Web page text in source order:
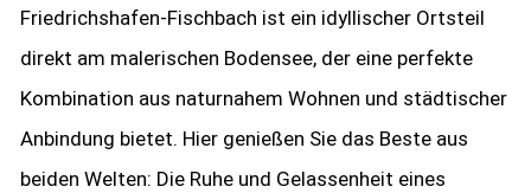
Friedrichshafen-Fischbach ist ein idyllischer Ortsteil
direkt am malerischen Bodensee, der eine perfekte
Kombination aus naturnahem Wohnen und städtischer
Anbindung bietet. Hier genießen Sie das Beste aus
beiden Welten: Die Ruhe und Gelassenheit eines